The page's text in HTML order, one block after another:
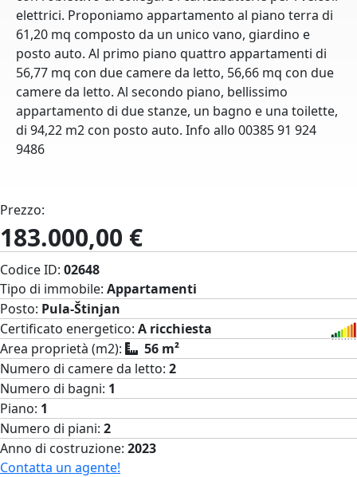
elettrici. Proponiamo appartamento al piano terra di
61,20 mq composto da un unico vano, giardino e
posto auto. Al primo piano quattro appartamenti di
56,77 mq con due camere da letto, 56,66 mq con due
camere da letto. Al secondo piano, bellissimo
appartamento di due stanze, un bagno e una toilette,
di 94,22 m2 con posto auto. Info allo 00385 91 924
9486
Prezzo:
183.000,00 €
Codice ID: 02648
Tipo di immobile: Appartamenti
Posto: Pula-Štinjan
Certificato energetico: A ricchiesta
Area proprietà (m2):
56 m²
Numero di camere da letto: 2
Numero di bagni: 1
Piano: 1
Numero di piani: 2
Anno di costruzione: 2023
Contatta un agente!